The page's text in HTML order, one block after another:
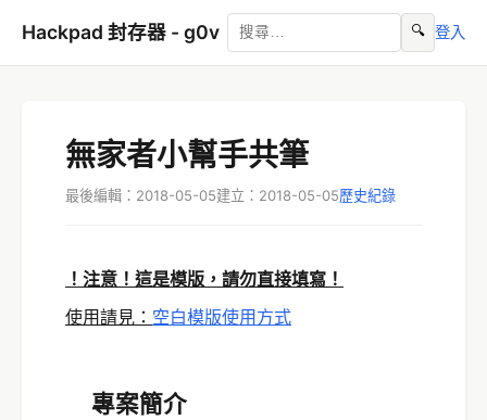
Hackpad 封存器 - g0v 🔍 登入
無家者小幫手共筆
最後編輯：2018-05-05建立：2018-05-05歷史紀錄
！注意！這是模版， 請勿直接填寫！
使用請見： 空白模版使用方式
專案簡介